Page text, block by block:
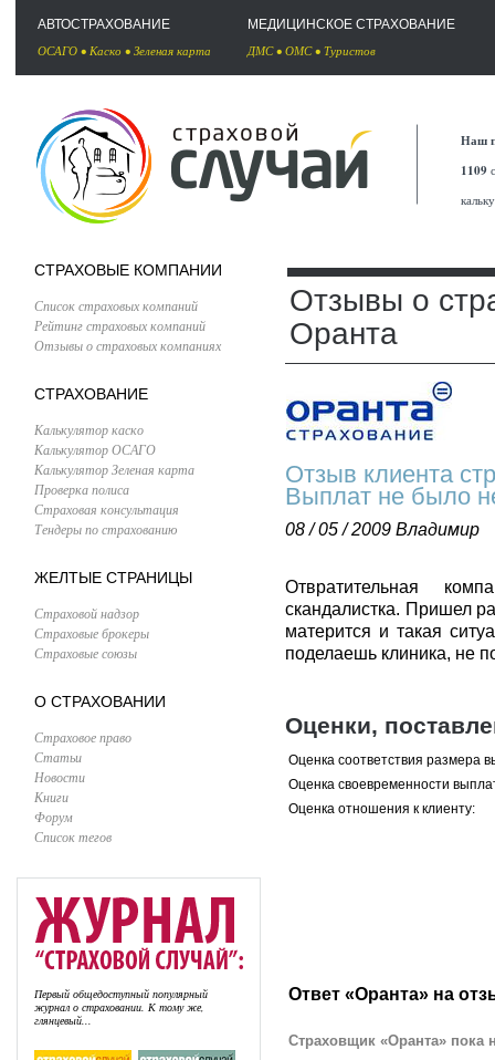
АВТОСТРАХОВАНИЕ
ОСАГО • Каско • Зеленая карта
МЕДИЦИНСКОЕ СТРАХОВАНИЕ
ДМС• ОМС• Туристов
Наш
1109
СТРАХОВЫЕ КОМПАНИИ
Список страховых компаний
Рейтинг страховых компаний
Отзывы о страховых компаниях
СТРАХОВАНИЕ
Калькулятор каско
Калькулятор ОСАГО
Калькулятор Зеленая карта
Проверка полиса
Страховая консультация
Тендеры по страхованию
ЖЕЛТЫЕ СТРАНИЦЫ
Страховой надзор
Страховые брокеры
Страховые союзы
О СТРАХОВАНИИ
Страховое право
Статьи
Новости
Книги
Форум
Список тегов
Первый общедоступный популярный
журнал о страховании. К тому же,
глянцевый...
Отзывы о
Оранта
Отзыв клиента
Выплат не было
08 / 05 / 2009 Владимир
Отвратительная
скандалистка. Пришел
матерится и такая
поделаешь клиника, не
Оценки,
Оценка соответствия размера
Оценка своевременности
Оценка отношения к клиенту:
Ответ «Оранта» на
Страховщик «Оранта» пока